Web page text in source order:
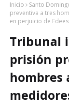
Inicio Santo
preventiva a tres
en perjuicio de
Tribunal
prisión
hombres